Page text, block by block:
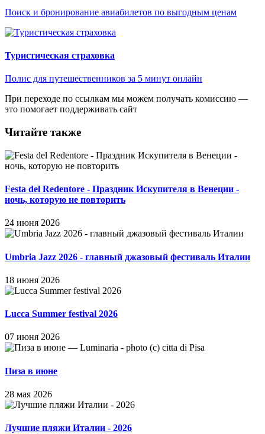
Поиск и бронирование авиабилетов по выгодным ценам
Туристическая страховка
Полис для путешественников за 5 минут онлайн
При переходе по ссылкам мы можем получать комиссию —
это помогает поддерживать сайт
Читайте также
Festa del Redentore - Праздник Искупителя в Венеции -
ночь, которую не повторить
24 июня 2026
Umbria Jazz 2026 - главный джазовый фестиваль Италии
18 июня 2026
Lucca Summer festival 2026
07 июня 2026
Пиза в июне
28 мая 2026
Лучшие пляжи Италии - 2026